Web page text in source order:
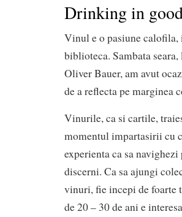
Drinking in
Vinul e o pasiune
biblioteca. Sambata
Oliver Bauer, am avut
de a reflecta pe
Vinurile, ca si cartile,
momentul impartasirii cu
experienta ca sa
discerni. Ca sa ajungi
vinuri, fie incepi de foarte
de 20 – 30 de ani e